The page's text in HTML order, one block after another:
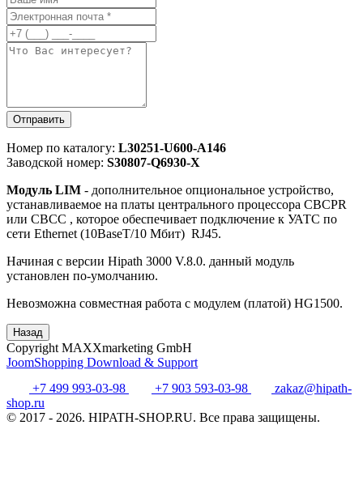
Отправить
Номер по каталогу: L30251-U600-A146
Заводской номер: S30807-Q6930-X
Модуль LIM - дополнительное опциональное устройство,
устанавливаемое на платы центрального процессора CBCPR
или CBCC , которое обеспечивает подключение к УАТС по
сети Ethernet (10BaseT/10 Мбит) RJ45.
Начиная с версии Hipath 3000 V.8.0. данный модуль
установлен по-умолчанию.
Невозможна совместная работа с модулем (платой) HG1500.
Copyright MAXXmarketing GmbH
JoomShopping Download & Support
+7 499 993-03-98
+7 903 593-03-98
zakaz@hipath-
shop.ru
© 2017 - 2026. HIPATH-SHOP.RU. Все права защищены.